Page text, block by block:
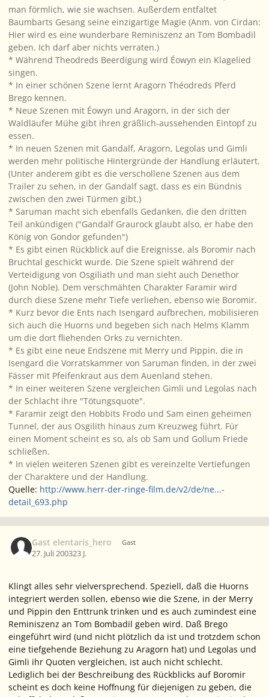
man förmlich, wie sie wachsen. Außerdem entfaltet
Baumbarts Gesang seine einzigartige Magie (Anm. von Cirdan:
Hier wird es eine wunderbare Reminiszenz an Tom Bombadil
geben. Ich darf aber nichts verraten.)
* Während Theodreds Beerdigung wird Éowyn ein Klagelied
singen.
* In einer schönen Szene lernt Aragorn Théodreds Pferd
Brego kennen.
* Neue Szenen mit Éowyn und Aragorn, in der sich der
Waldläufer Mühe gibt ihren gräßlich-aussehenden Eintopf zu
essen.
* In neuen Szenen mit Gandalf, Aragorn, Legolas und Gimli
werden mehr politische Hintergründe der Handlung erläutert.
(Unter anderem gibt es die verschollene Szenen aus dem
Trailer zu sehen, in der Gandalf sagt, dass es ein Bündnis
zwischen den zwei Türmen gibt.)
* Saruman macht sich ebenfalls Gedanken, die den dritten
Teil ankündigen ("Gandalf Graurock glaubt also, er habe den
König von Gondor gefunden")
* Es gibt einen Rückblick auf die Ereignisse, als Boromir nach
Bruchtal geschickt wurde. Die Szene spielt während der
Verteidigung von Osgiliath und man sieht auch Denethor
(John Noble). Dem verschmähten Charakter Faramir wird
durch diese Szene mehr Tiefe verliehen, ebenso wie Boromir.
* Kurz bevor die Ents nach Isengard aufbrechen, mobilisieren
sich auch die Huorns und begeben sich nach Helms Klamm
um die dort fliehenden Orks zu vernichten.
* Es gibt eine neue Endszene mit Merry und Pippin, die in
Isengard die Vorratskammer von Saruman finden, in der zwei
Fässer mit Pfeifenkraut aus dem Auenland stehen.
* In einer weiteren Szene vergleichen Gimli und Legolas nach
der Schlacht ihre "Tötungsquote".
* Faramir zeigt den Hobbits Frodo und Sam einen geheimen
Tunnel, der aus Osgilith hinaus zum Kreuzweg führt. Für
einen Moment scheint es so, als ob Sam und Gollum Friede
schließen.
* In vielen weiteren Szenen gibt es vereinzelte Vertiefungen
der Charaktere und der Handlung.
Quelle: http://www.herr-der-ringe-film.de/v2/de/ne...-
detail_693.php
Gast elentaris_hero Gast
27. Juli 200323 J.
Klingt alles sehr vielversprechend. Speziell, daß die Huorns
integriert werden sollen, ebenso wie die Szene, in der Merry
und Pippin den Enttrunk trinken und es auch zumindest eine
Reminiszenz an Tom Bombadil geben wird. Daß Brego
eingeführt wird (und nicht plötzlich da ist und trotzdem schon
eine tiefgehende Beziehung zu Aragorn hat) und Legolas und
Gimli ihr Quoten vergleichen, ist auch nicht schlecht.
Lediglich bei der Beschreibung des Rückblicks auf Boromir
scheint es doch keine Hoffnung für diejenigen zu geben, die